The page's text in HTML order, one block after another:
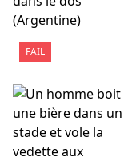
FAIL